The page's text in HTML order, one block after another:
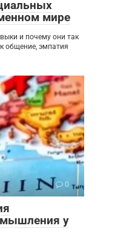
мире
и почему они так
общение, эмпатия
0
мышления у